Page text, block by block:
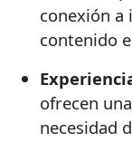
conexión a
contenido
ofrecen
necesidad